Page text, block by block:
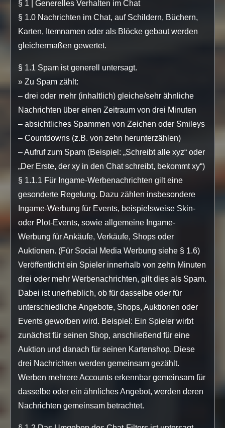
§ 1 | Generelles Verhalten im Chat
§ 1.0 Nachrichten im Chat, auf Schildern, Büchern,
Karten, Itemnamen oder als Blöcke gebaut werden
gleichermaßen gewertet.
§ 1.1 Spam ist generell untersagt.
» Zu Spam zählt:
– drei oder mehr (inhaltlich) gleiche/sehr ähnliche
Nachrichten über einen Zeitraum von drei Minuten
– absichtliches Spammen von Zeichen oder Smileys
– Countdowns (z.B. von zehn herunterzählen)
– Aufruf zum Spam (Beispiel: „Schreibt alle xyz“ oder
„Der Erste, der xy in den Chat schreibt, bekommt xy“)
§ 1.1.1 Für Ingame-Werbenachrichten gilt eine
gesonderte Regelung. Dazu zählen insbesondere
Ingame-Werbung für Events, beispielsweise Skin-
oder Plot-Events, sowie allgemeine Ingame-
Werbung für Ankäufe, Verkäufe, Shops oder
Auktionen. (Für Social Media Werbung siehe § 1.6)
Veröffentlicht ein Spieler innerhalb von zehn Minuten
drei oder mehr Werbenachrichten, gilt dies als Spam.
Dabei ist unerheblich, ob für dasselbe oder für
unterschiedliche Angebote, Shops, Auktionen oder
Events geworben wird. Beispiel: Ein Spieler wirbt
zunächst für seinen Shop, anschließend für eine
Auktion und danach für seinen Kartenshop. Diese
drei Nachrichten werden gemeinsam gezählt.
Werben mehrere Accounts erkennbar gemeinsam für
dasselbe oder ein ähnliches Angebot, werden deren
Nachrichten gemeinsam betrachtet.